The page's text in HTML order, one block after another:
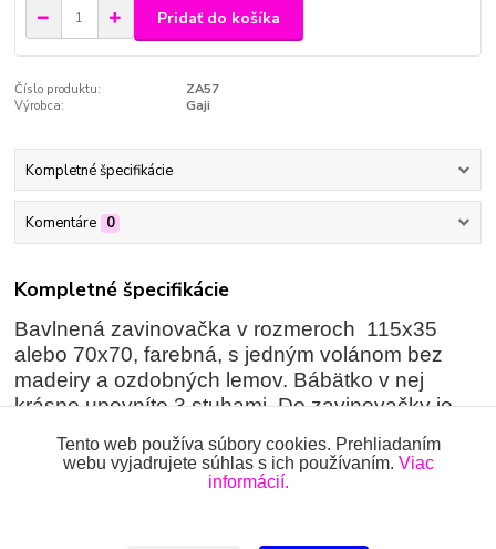
Pridať do košíka
Číslo produktu:
ZA57
Výrobca:
Gaji
Kompletné špecifikácie
Komentáre 0
Kompletné špecifikácie
Bavlnená zavinovačka v rozmeroch 115x35
alebo 70x70, farebná, s jedným volánom bez
madeiry a ozdobných lemov. Bábätko v nej
krásne upevníte 3 stuhami. Do zavinovačky je
potrebné dokúpiť náplň, ideálne tiež v rozmere
115x35, 70x70.
Tento web používa súbory cookies. Prehliadaním
webu vyjadrujete súhlas s ich používaním. Viac
informácií.